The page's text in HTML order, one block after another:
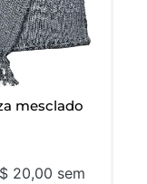
mesclado
20,00 sem